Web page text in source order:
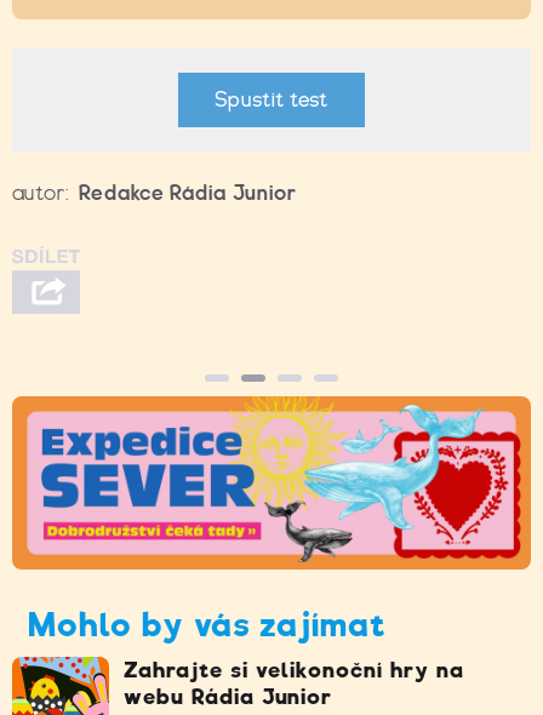
Spustit test
autor: Redakce Rádia Junior
Mohlo by vás zajímat
Zahrajte si velikonoční hry na
webu Rádia Junior